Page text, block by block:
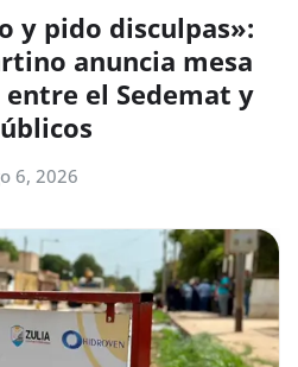
y pido disculpas»:
anuncia mesa
el Sedemat y
6, 2026